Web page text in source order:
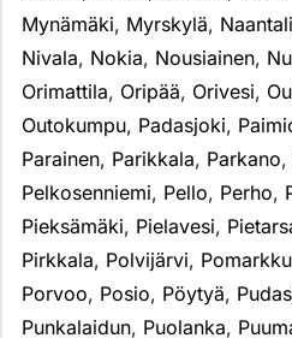
Mynämäki, Myrskylä, Naantali
Nivala, Nokia, Nousiainen,
Orimattila, Oripää, Orivesi,
Outokumpu, Padasjoki,
Parainen, Parikkala, Parkano,
Pelkosenniemi, Pello, Perho,
Pieksämäki, Pielavesi,
Pirkkala, Polvijärvi, Pomarkku
Porvoo, Posio, Pöytyä,
Punkalaidun, Puolanka,